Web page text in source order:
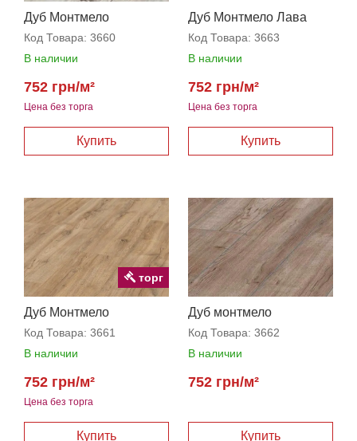
Дуб Монтмело
Кремовый
Код Товара: 3660
В наличии
Цена без торга
752 грн/м²
Дуб Монтмело Лава
Код Товара: 3663
В наличии
Цена без торга
752 грн/м²
Дуб Монтмело
натуральный
Код Товара: 3661
В наличии
Цена без торга
752 грн/м²
торг
Дуб монтмело
серебряный
Код Товара: 3662
В наличии
752 грн/м²